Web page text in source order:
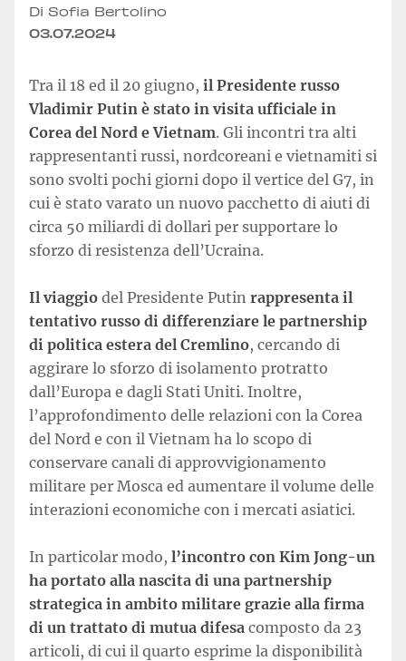
Di Sofia Bertolino
03.07.2024
Tra il 18 ed il 20 giugno, il Presidente russo
Vladimir Putin è stato in visita ufficiale in
Corea del Nord e Vietnam. Gli incontri tra alti
rappresentanti russi, nordcoreani e vietnamiti si
sono svolti pochi giorni dopo il vertice del G7, in
cui è stato varato un nuovo pacchetto di aiuti di
circa 50 miliardi di dollari per supportare lo
sforzo di resistenza dell’Ucraina.
Il viaggio del Presidente Putin rappresenta il
tentativo russo di differenziare le partnership
di politica estera del Cremlino, cercando di
aggirare lo sforzo di isolamento protratto
dall’Europa e dagli Stati Uniti. Inoltre,
l’approfondimento delle relazioni con la Corea
del Nord e con il Vietnam ha lo scopo di
conservare canali di approvvigionamento
militare per Mosca ed aumentare il volume delle
interazioni economiche con i mercati asiatici.
In particolar modo, l’incontro con Kim Jong-un
ha portato alla nascita di una partnership
strategica in ambito militare grazie alla firma
di un trattato di mutua difesa composto da 23
articoli, di cui il quarto esprime la disponibilità